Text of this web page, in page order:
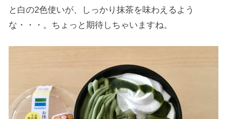
と白の2色使いが、しっかり抹茶を味わえるよう
な・・・。ちょっと期待しちゃいますね。